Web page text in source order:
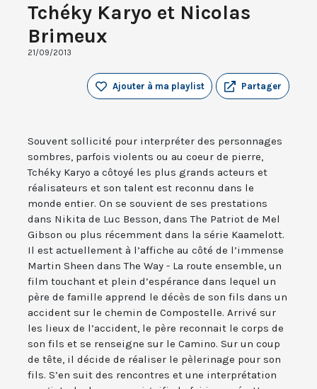
Tchéky Karyo et Nicolas
Brimeux
21/09/2013
Partager
Ajouter à ma playlist
Souvent sollicité pour interpréter des personnages
sombres, parfois violents ou au coeur de pierre,
Tchéky Karyo a côtoyé les plus grands acteurs et
réalisateurs et son talent est reconnu dans le
monde entier. On se souvient de ses prestations
dans Nikita de Luc Besson, dans The Patriot de Mel
Gibson ou plus récemment dans la série Kaamelott.
Il est actuellement à l’affiche au côté de l’immense
Martin Sheen dans The Way - La route ensemble, un
film touchant et plein d’espérance dans lequel un
père de famille apprend le décès de son fils dans un
accident sur le chemin de Compostelle. Arrivé sur
les lieux de l’accident, le père reconnait le corps de
son fils et se renseigne sur le Camino. Sur un coup
de tête, il décide de réaliser le pèlerinage pour son
fils. S’en suit des rencontres et une interprétation